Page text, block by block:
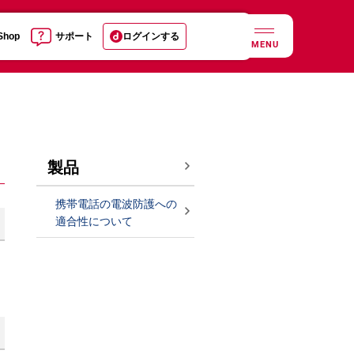
サポート ログインする
MENU
製品
携帯電話の電波防護への
適合性について